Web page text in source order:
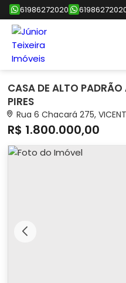
61986272020
CASA DE ALTO
PIRES
Rua 6 Chacará 275,
R$ 1.800.000,00